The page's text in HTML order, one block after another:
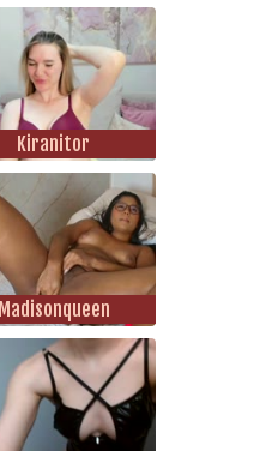
Kiranitor
Madisonqueen